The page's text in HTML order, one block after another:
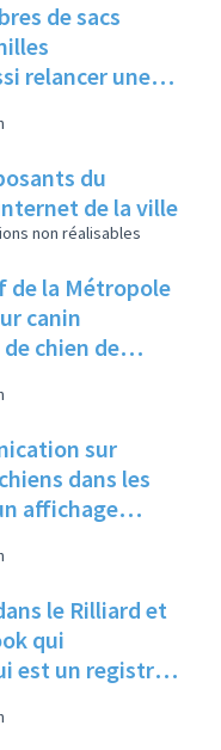
de sacs
relancer une
leur
de ne pas y
du
de la ville
non réalisables
de la Métropole
canin
chien de
les
dans le
la ville sur
dans les
affichage
à l'entrée de
le Rilliard et
qui
est un registre
et